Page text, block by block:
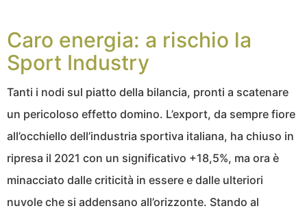
Caro energia: a rischio la
Sport Industry
Tanti i nodi sul piatto della bilancia, pronti a scatenare
un pericoloso effetto domino. L’export, da sempre fiore
all’occhiello dell’industria sportiva italiana, ha chiuso in
ripresa il 2021 con un significativo +18,5%, ma ora è
minacciato dalle criticità in essere e dalle ulteriori
nuvole che si addensano all’orizzonte. Stando al